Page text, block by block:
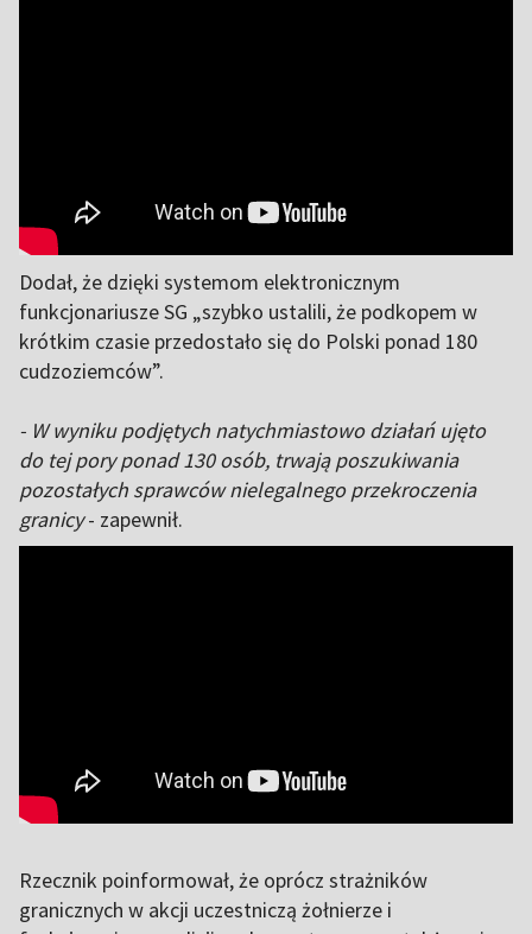
Dodał, że dzięki systemom elektronicznym
funkcjonariusze SG „szybko ustalili, że podkopem w
krótkim czasie przedostało się do Polski ponad 180
cudzoziemców”.
- W wyniku podjętych natychmiastowo działań ujęto
do tej pory ponad 130 osób, trwają poszukiwania
pozostałych sprawców nielegalnego przekroczenia
granicy- zapewnił.
Rzecznik poinformował, że oprócz strażników
granicznych w akcji uczestniczą żołnierze i